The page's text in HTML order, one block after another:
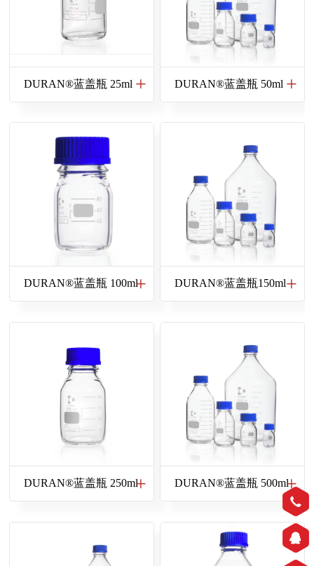
DURAN®蓝盖瓶 25ml DURAN®蓝盖瓶 50ml
DURAN®蓝盖瓶 100ml DURAN®蓝盖瓶150ml
DURAN®蓝盖瓶 250ml DURAN®蓝盖瓶 500ml